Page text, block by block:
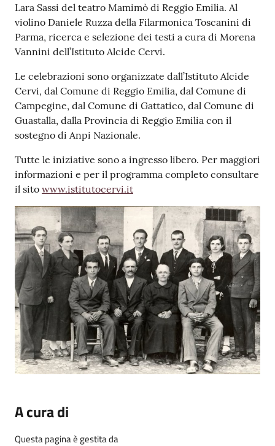
Lara Sassi del teatro Mamimò di Reggio Emilia. Al
violino Daniele Ruzza della Filarmonica Toscanini di
Parma, ricerca e selezione dei testi a cura di Morena
Vannini dell’Istituto Alcide Cervi.
Le celebrazioni sono organizzate dall’Istituto Alcide
Cervi, dal Comune di Reggio Emilia, dal Comune di
Campegine, dal Comune di Gattatico, dal Comune di
Guastalla, dalla Provincia di Reggio Emilia con il
sostegno di Anpi Nazionale.
Tutte le iniziative sono a ingresso libero. Per maggiori
informazioni e per il programma completo consultare
il sito www.istitutocervi.it
A cura di
Questa pagina è gestita da